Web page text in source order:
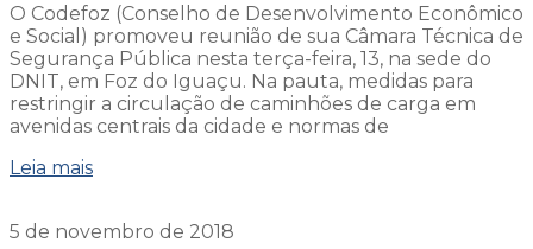
O Codefoz (Conselho de Desenvolvimento Econômico
e Social) promoveu reunião de sua Câmara Técnica de
Segurança Pública nesta terça-feira, 13, na sede do
DNIT, em Foz do Iguaçu. Na pauta, medidas para
restringir a circulação de caminhões de carga em
avenidas centrais da cidade e normas de
Leia mais
5 de novembro de 2018